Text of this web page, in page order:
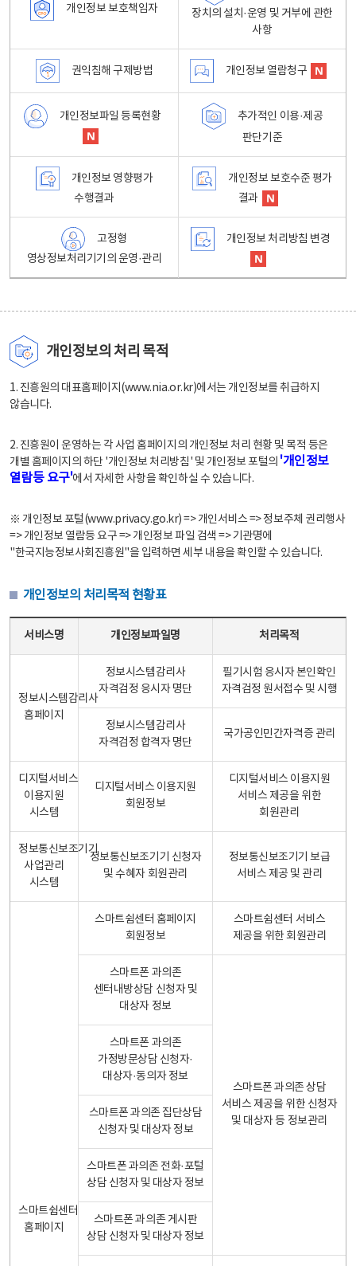
개인정보 보호책임자
장치의 설치·운영 및 거부에 관한
사항
권익침해 구제방법 개인정보 열람청구
개인정보파일 등록현황
추가적인 이용·제공
판단기준
개인정보 영향평가
수행결과
개인정보 보호수준 평가
결과
고정형
영상정보처리기기의 운영·관리
개인정보 처리방침 변경
개인정보의 처리 목적
1. 진흥원의 대표홈페이지(www.nia.or.kr)에서는 개인정보를 취급하지
않습니다.
2. 진흥원이 운영하는 각 사업 홈페이지의 개인정보 처리 현황 및 목적 등은
개별 홈페이지의 하단 '개인정보 처리방침' 및 개인정보 포털의 '개인정보
열람등 요구'에서 자세한 사항을 확인하실 수 있습니다.
※ 개인정보 포털(www.privacy.go.kr) => 개인서비스 => 정보주체 권리행사
=> 개인정보 열람등 요구 => 개인정보 파일 검색 => 기관명에
"한국지능정보사회진흥원"을 입력하면 세부 내용을 확인할 수 있습니다.
개인정보의 처리목적 현황표
서비스명 개인정보파일명 처리목적
정보시스템감리사
홈페이지
정보시스템감리사
자격검정 응시자 명단
필기시험 응시자 본인확인
자격검정 원서접수 및 시행
정보시스템감리사
자격검정 합격자 명단
국가공인민간자격증 관리
디지털서비스
이용지원
시스템
디지털서비스 이용지원
회원정보
디지털서비스 이용지원
서비스 제공을 위한
회원관리
정보통신보조기기
사업관리
시스템
정보통신보조기기 신청자
및 수혜자 회원관리
정보통신보조기기 보급
서비스 제공 및 관리
스마트쉼센터
홈페이지
스마트쉼센터 홈페이지
회원정보
스마트쉼센터 서비스
제공을 위한 회원관리
스마트폰 과의존
센터내방상담 신청자 및
대상자 정보
스마트폰 과의존 상담
서비스 제공을 위한 신청자
및 대상자 등 정보관리
스마트폰 과의존
가정방문상담 신청자·
대상자·동의자 정보
스마트폰 과의존 집단상담
신청자 및 대상자 정보
스마트폰 과의존 전화·포털
상담 신청자 및 대상자 정보
스마트폰 과의존 게시판
상담 신청자 및 대상자 정보